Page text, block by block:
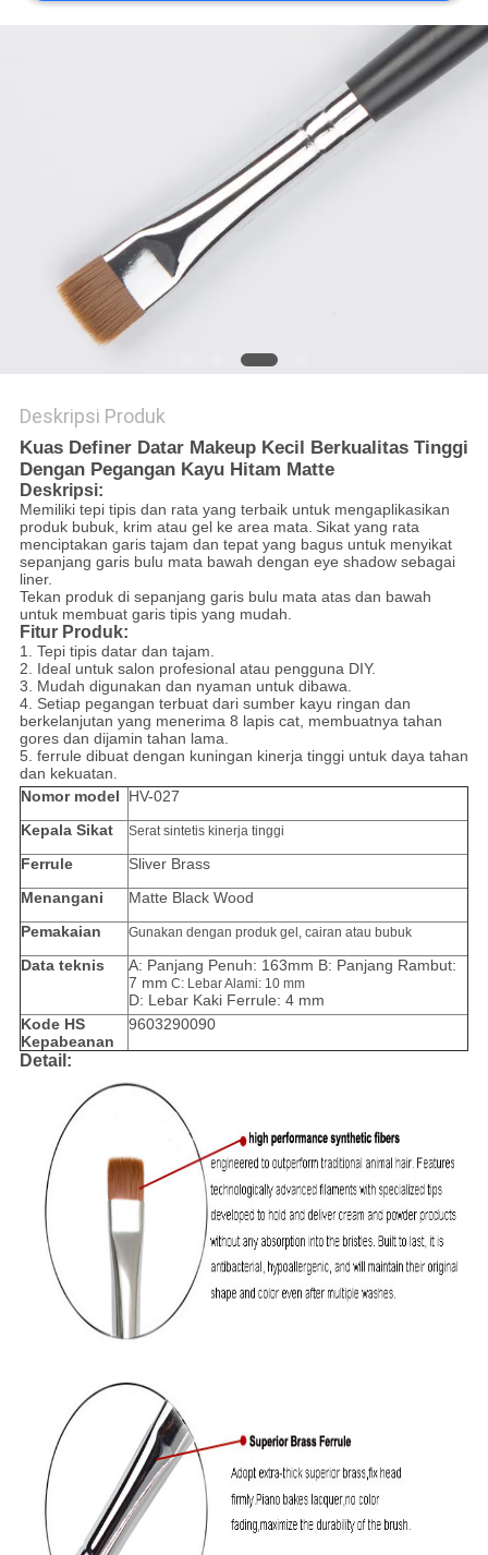
Deskripsi Produk
Kuas Definer Datar Makeup Kecil Berkualitas Tinggi
Dengan Pegangan Kayu Hitam Matte
Deskripsi:
Memiliki tepi tipis dan rata yang terbaik untuk mengaplikasikan
produk bubuk, krim atau gel ke area mata. Sikat yang rata
menciptakan garis tajam dan tepat yang bagus untuk menyikat
sepanjang garis bulu mata bawah dengan eye shadow sebagai
liner.
Tekan produk di sepanjang garis bulu mata atas dan bawah
untuk membuat garis tipis yang mudah.
Fitur Produk:
1. Tepi tipis datar dan tajam.
2. Ideal untuk salon profesional atau pengguna DIY.
3. Mudah digunakan dan nyaman untuk dibawa.
4. Setiap pegangan terbuat dari sumber kayu ringan dan
berkelanjutan yang menerima 8 lapis cat, membuatnya tahan
gores dan dijamin tahan lama.
5. ferrule dibuat dengan kuningan kinerja tinggi untuk daya tahan
dan kekuatan.
Nomor model
HV-027
Kepala Sikat
Serat sintetis kinerja tinggi
Ferrule
Sliver Brass
Menangani
Matte Black Wood
Pemakaian
Gunakan dengan produk gel, cairan atau bubuk
Data teknis
A: Panjang Penuh: 163mm B: Panjang Rambut:
7 mm C: Lebar Alami: 10 mm
D: Lebar Kaki Ferrule: 4 mm
Kode HS
Kepabeanan
9603290090
Detail: